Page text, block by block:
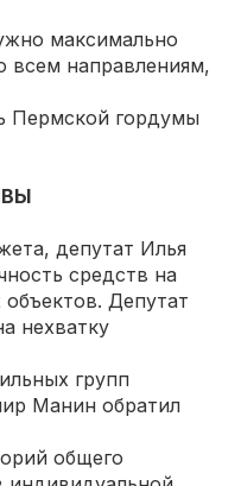
максимально
всем направлениям,
Пермской гордумы
депутат Илья
средств на
Депутат
нехватку
групп
Манин обратил
общего